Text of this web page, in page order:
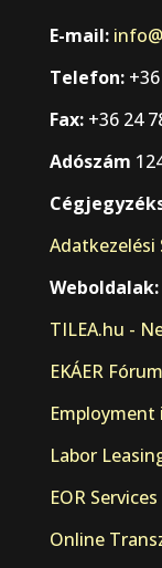
E-mail:
Telefon:+36
Fax:+36 24
Adószám
Adatkezelési
Weboldalak:
TILEA.hu -
EKÁER
Labor
EOR Services
Online